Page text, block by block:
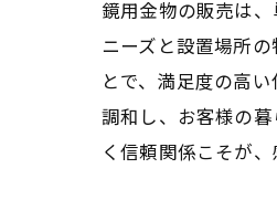
鏡用金物の販売は
ニーズと設置場所
とで、満足度の高
調和し、お客様の
く信頼関係こそが